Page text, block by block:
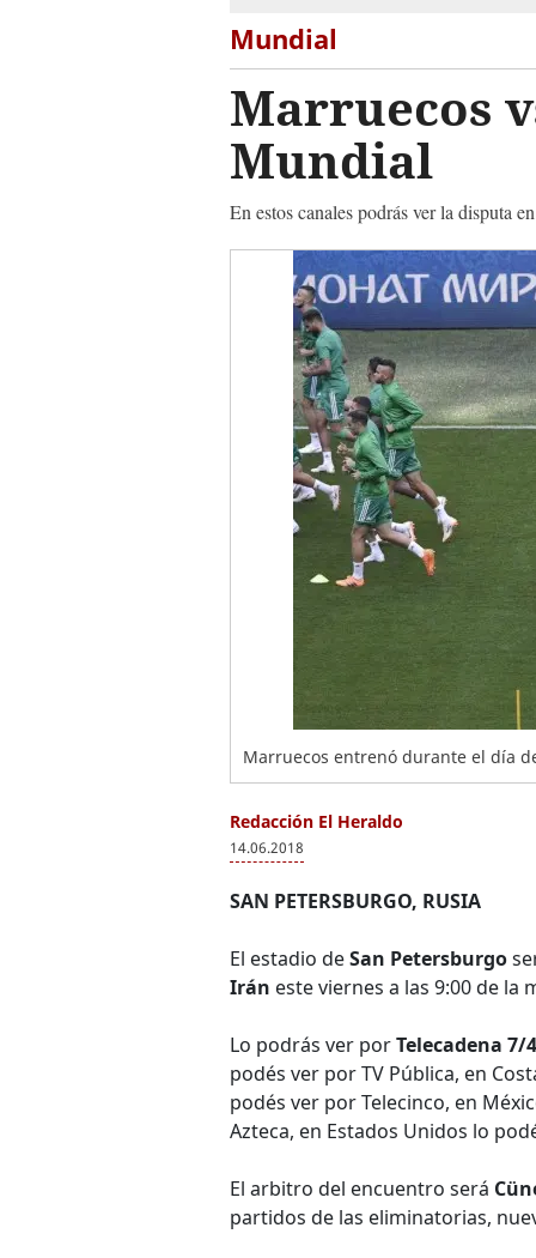
Mundial
Marruecos
Mundial
En estos canales podrás ver la disputa
Marruecos entrenó durante el día
Redacción El Heraldo
14.06.2018
SAN PETERSBURGO, RUSIA
El estadio deSan Petersburgo
Irán este viernes a las 9:00 de la
Lo podrás ver porTelecadena 7/4
podés ver por TV Pública, en
podés ver por Telecinco, en
Azteca, en Estados Unidos lo
El arbitro del encuentro será
partidos de las eliminatorias,